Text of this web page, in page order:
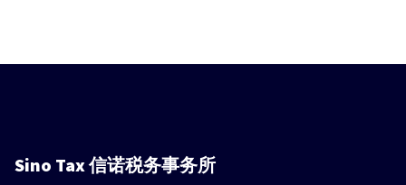
Sino Tax信诺税务事务所